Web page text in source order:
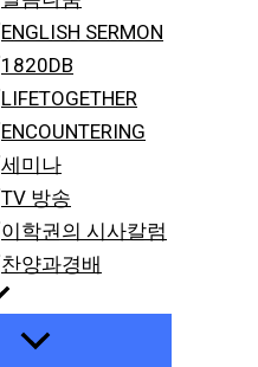
ENGLISH SERMON
1820DB
LIFETOGETHER
ENCOUNTERING
세미나
TV 방송
이학권의 시사칼럼
찬양과경배